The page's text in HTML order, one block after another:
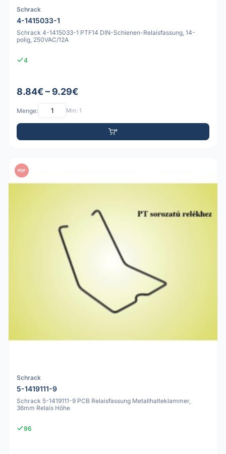
Schrack
4-1415033-1
Schrack 4-1415033-1 PTF14 DIN-Schienen-Relaisfassung, 14-
polig, 250VAC/12A
4
8.84€ – 9.29€
Menge: Min: 1
PDF
Schrack
5-1419111-9
Schrack 5-1419111-9 PCB Relaisfassung Metallhalteklammer,
36mm Relais Höhe
96